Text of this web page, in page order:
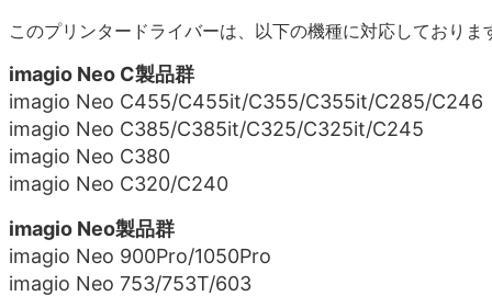
このプリンタードライバーは、以下の機種に対応しておりま
imagio Neo C製品群
imagio Neo C455/C455it/C355/C355it/C285/C246
imagio Neo C385/C385it/C325/C325it/C245
imagio Neo C380
imagio Neo C320/C240
imagio Neo製品群
imagio Neo 900Pro/1050Pro
imagio Neo 753/753T/603